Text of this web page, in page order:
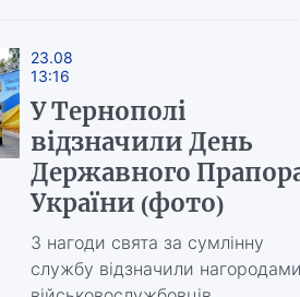
23.08
13:16
У Тернополі
відзначили День
Державного
України (фото)
З нагоди свята за сумлінну
службу відзначили